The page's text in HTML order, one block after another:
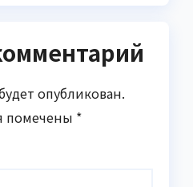
опубликован.
помечены *